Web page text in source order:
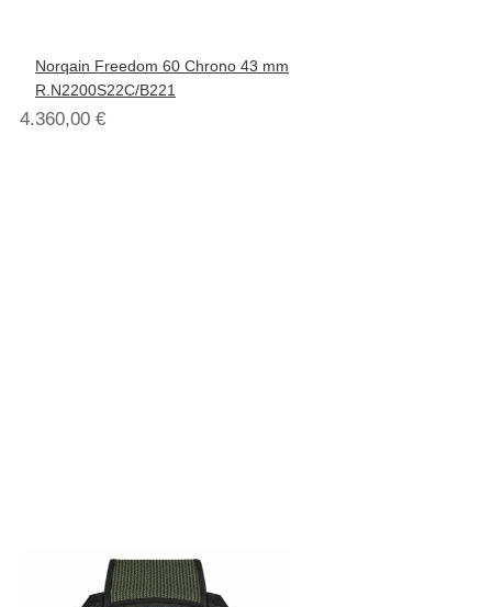
Norqain Freedom 60 Chrono 43 mm
R.N2200S22C/B221
4.360,00 €